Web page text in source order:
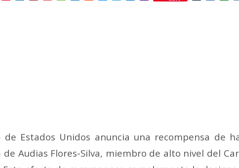
Estados Unidos anuncia una recompensa de
Audias Flores-Silva, miembro de alto nivel del